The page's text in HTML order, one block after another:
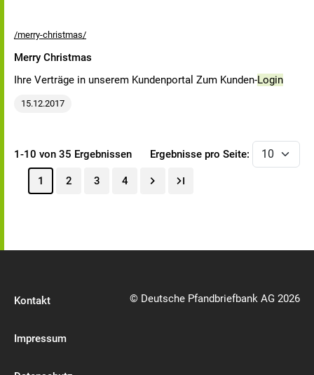
/merry-christmas/
Merry Christmas
Ihre Verträge in unserem Kundenportal Zum Kunden-Login
15.12.2017
1-10 von 35 Ergebnissen Ergebnisse pro Seite:
1 2 3 4
Kontakt
Impressum
© Deutsche Pfandbriefbank AG 2026